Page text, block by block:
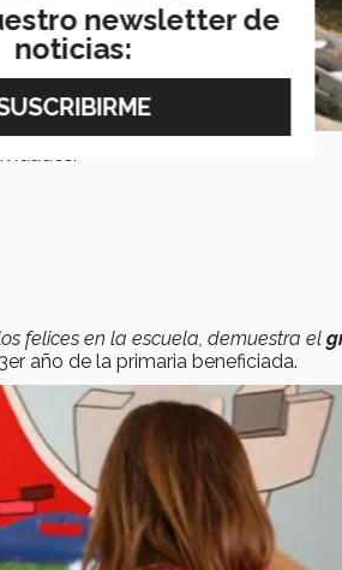
felices en la escuela, demuestra el
año de la primaria beneficiada.
newsletter de
noticias: